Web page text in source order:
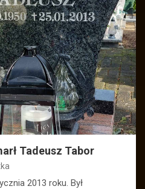
Tadeusz Tabor
2013 roku. Był